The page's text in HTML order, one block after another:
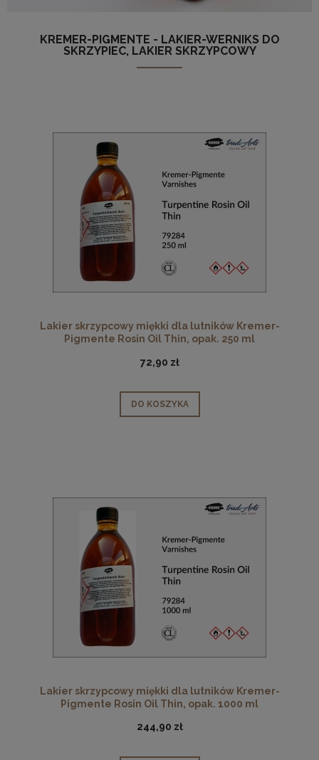
KREMER-PIGMENTE - LAKIER-WERNIKS DO
SKRZYPIEC, LAKIER SKRZYPCOWY
Lakier skrzypcowy miękki dla lutników Kremer-
Pigmente Rosin Oil Thin, opak. 250 ml
72,90 zł
DO KOSZYKA
Lakier skrzypcowy miękki dla lutników Kremer-
Pigmente Rosin Oil Thin, opak. 1000 ml
244,90 zł